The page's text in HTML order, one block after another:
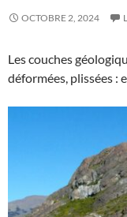
OCTOBRE 2, 2024
Les couches
déformées, plissées :